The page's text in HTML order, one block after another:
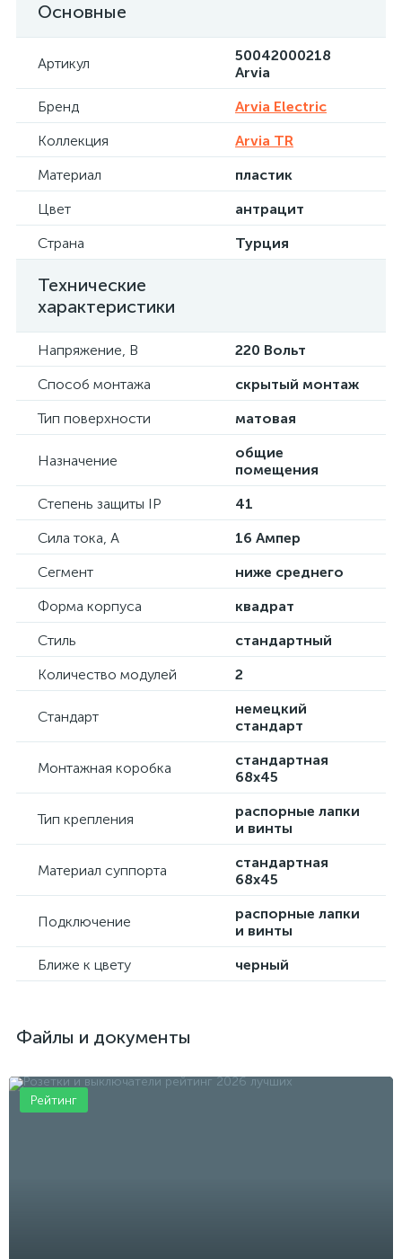
Основные
Артикул
50042000218
Arvia
Бренд
Arvia Electric
Коллекция
Arvia TR
Материал
пластик
Цвет
антрацит
Страна
Турция
Технические
характеристики
Напряжение, В
220 Вольт
Способ монтажа
скрытый монтаж
Тип поверхности
матовая
Назначение
общие
помещения
Степень защиты IP
41
Сила тока, А
16 Ампер
Сегмент
ниже среднего
Форма корпуса
квадрат
Стиль
стандартный
Количество модулей
2
Стандарт
немецкий
стандарт
Монтажная коробка
стандартная
68х45
Тип крепления
распорные лапки
и винты
Материал суппорта
стандартная
68х45
Подключение
распорные лапки
и винты
Ближе к цвету
черный
Файлы и документы
Рейтинг